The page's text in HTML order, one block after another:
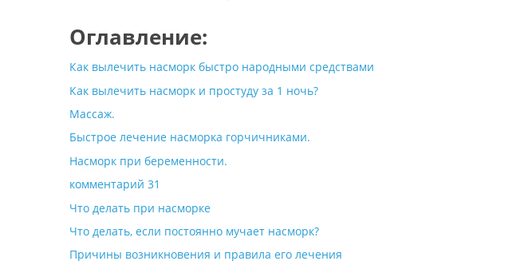
Оглавление:
Как вылечить насморк быстро народными средствами
Как вылечить насморк и простуду за 1 ночь?
Массаж.
Быстрое лечение насморка горчичниками.
Насморк при беременности.
комментарий 31
Что делать при насморке
Что делать, если постоянно мучает насморк?
Причины возникновения и правила его лечения